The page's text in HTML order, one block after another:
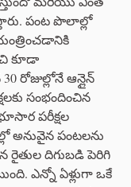
పంట పొలాల్లో
కూడా
రోజుల్లోనే ఆన్లైన్
సంభందించిన
పరీక్షల
పంటలను
రైతుల దిగుబడి పెరిగి
ఎన్నో ఏళ్లుగా ఒకే